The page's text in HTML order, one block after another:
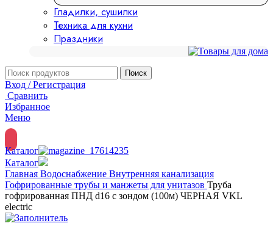
Гладилки, сушилки
Техника для кухни
Праздники
Поиск
Вход / Регистрация
Сравнить
Избранное
Меню
Каталог
Каталог
Главная Водоснабжение Внутренняя канализация
Гофрированные трубы и манжеты для унитазов Труба
гофрированная ПНД d16 с зондом (100м) ЧЕРНАЯ VKL
electric